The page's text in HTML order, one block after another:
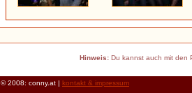
Hinweis:Du kannst auch mit den
© 2008: conny.at | kontakt & impressum